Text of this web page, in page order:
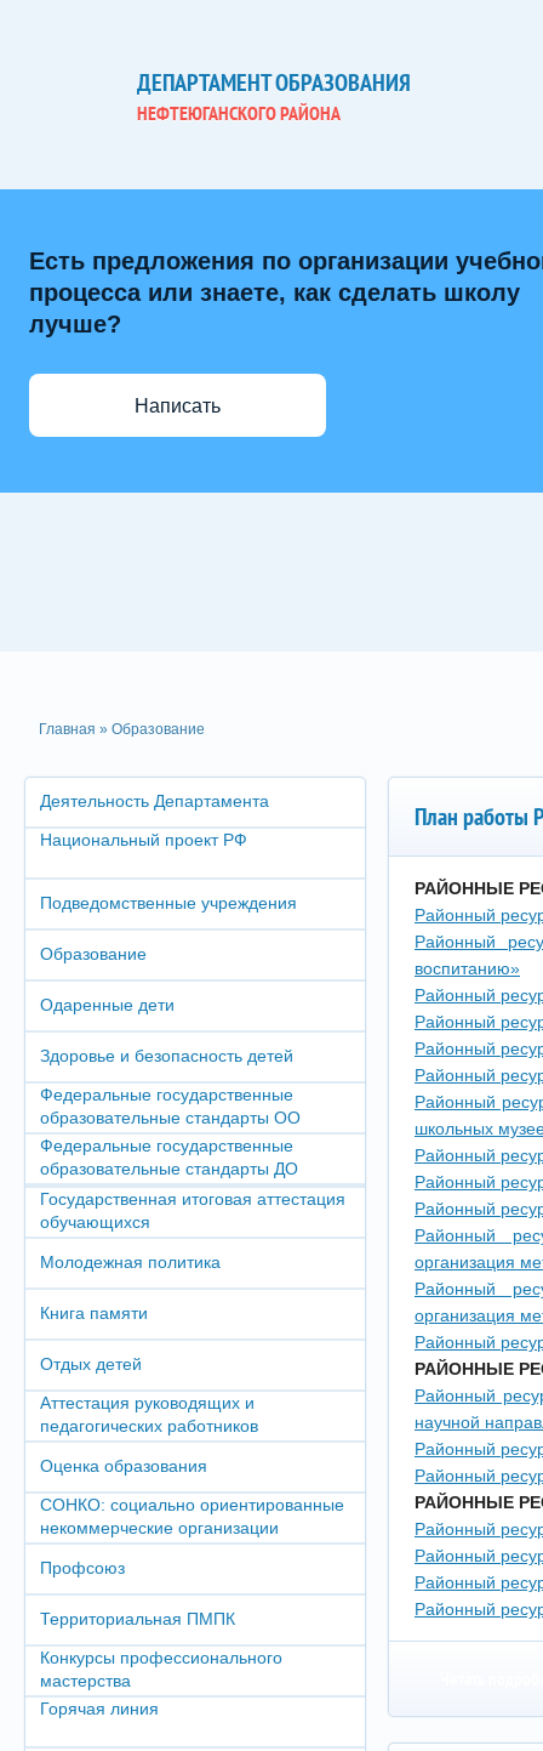
ДЕПАРТАМЕНТ ОБРАЗОВАНИЯ
НЕФТЕЮГАНСКОГО РАЙОНА
Есть предложения по организации
процесса или знаете, как сделать школу
лучше?
Написать
Деятельность Департамента
Национальный проект РФ
Подведомственные учреждения
Образование
Одаренные дети
Здоровье и безопасность детей
Федеральные государственные
образовательные стандарты ОО
Федеральные государственные
образовательные стандарты ДО
Государственная итоговая аттестация
обучающихся
Молодежная политика
Книга памяти
Отдых детей
Аттестация руководящих и
педагогических работников
Оценка образования
СОНКО: социально ориентированные
некоммерческие организации
Профсоюз
Территориальная ПМПК
Конкурсы профессионального
мастерства
Горячая линия
Главная » Образование
План работы
РАЙОННЫЕ
Районный
Районный
воспитанию»
Районный
Районный
Районный
Районный
Районный
школьных
Районный
Районный
Районный
Районный
организация
Районный
организация
Районный
РАЙОННЫЕ
Районный
научной
Районный
Районный
РАЙОННЫЕ
Районный
Районный
Районный
Районный